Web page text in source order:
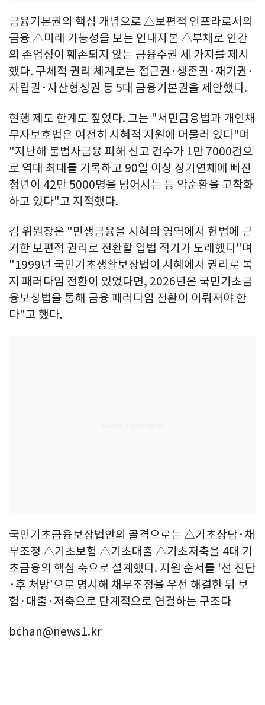
금융기본권의 핵심 개념으로 △보편적 인프라로서의
금융 △미래 가능성을 보는 인내자본 △부채로 인간
의 존엄성이 훼손되지 않는 금융주권 세 가지를 제시
했다. 구체적 권리 체계로는 접근권·생존권·재기권·
자립권·자산형성권 등 5대 금융기본권을 제안했다.
현행 제도 한계도 짚었다. 그는 "서민금융법과 개인채
무자보호법은 여전히 시혜적 지원에 머물러 있다"며
"지난해 불법사금융 피해 신고 건수가 1만 7000건으
로 역대 최대를 기록하고 90일 이상 장기연체에 빠진
청년이 42만 5000명을 넘어서는 등 악순환을 고착화
하고 있다"고 지적했다.
김 위원장은 "민생금융을 시혜의 영역에서 헌법에 근
거한 보편적 권리로 전환할 입법 적기가 도래했다"며
"1999년 국민기초생활보장법이 시혜에서 권리로 복
지 패러다임 전환이 있었다면, 2026년은 국민기초금
융보장법을 통해 금융 패러다임 전환이 이뤄져야 한
다"고 했다.
국민기초금융보장법안의 골격으로는 △기초상담·채
무조정 △기초보험 △기초대출 △기초저축을 4대 기
초금융의 핵심 축으로 설계했다. 지원 순서를 '선 진단
·후 처방'으로 명시해 채무조정을 우선 해결한 뒤 보
험·대출·저축으로 단계적으로 연결하는 구조다
bchan@news1.kr